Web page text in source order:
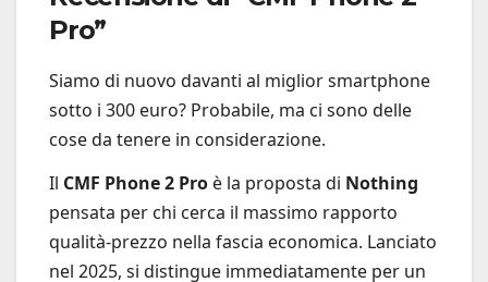
Pro”
Siamo di nuovo davanti al miglior smartphone
sotto i 300 euro? Probabile, ma ci sono delle
cose da tenere in considerazione.
Il CMF Phone 2 Pro è la proposta di Nothing
pensata per chi cerca il massimo rapporto
qualità-prezzo nella fascia economica. Lanciato
nel 2025, si distingue immediatamente per un